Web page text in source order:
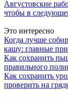
Августовские
чтобы в
Это интересно
Когда лучше
кашу: главные
Как сохранить
правильного
Как сохранить
проверить на